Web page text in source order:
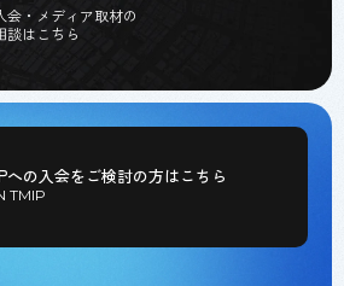
会・メディア取材の
談はこちら
への入会をご検討の方はこちら
TMIP